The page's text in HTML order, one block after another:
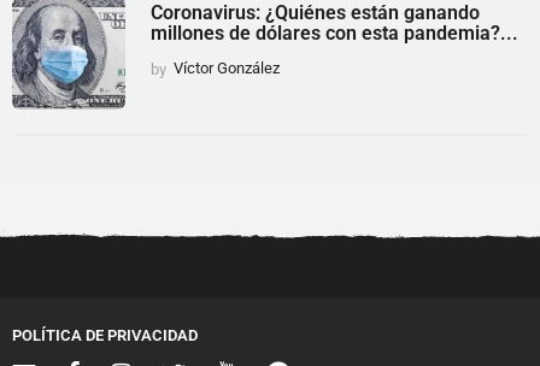
Coronavirus: ¿Quiénes están ganando
millones de dólares con esta pandemia?...
by Víctor González
POLÍTICA DE PRIVACIDAD